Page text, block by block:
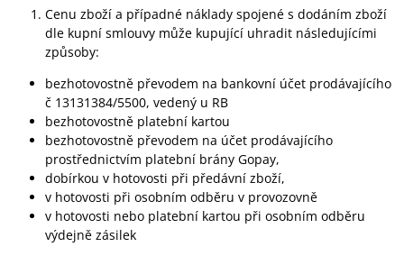
Cenu zboží a případné náklady spojené s dodáním zboží
dle kupní smlouvy může kupující uhradit následujícími
způsoby:
bezhotovostně převodem na bankovní účet prodávajícího
č 13131384/5500, vedený u RB
bezhotovostně platební kartou
bezhotovostně převodem na účet prodávajícího
prostřednictvím platební brány Gopay,
dobírkou v hotovosti při předávní zboží,
v hotovosti při osobním odběru v provozovně
v hotovosti nebo platební kartou při osobním odběru
výdejně zásilek